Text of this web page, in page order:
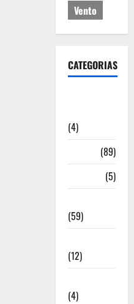
Vento
CATEGORIAS
(4)
(89)
(5)
(59)
(12)
(4)